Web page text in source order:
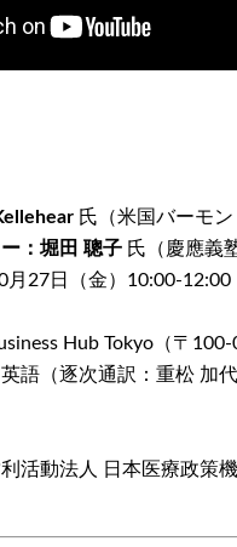
氏（米国バーモン
：堀田 聰子 氏（慶應義
月27日（金）10:00-12:00
Hub Tokyo（〒
語（逐次通訳：重松 加代
活動法人 日本医療政策